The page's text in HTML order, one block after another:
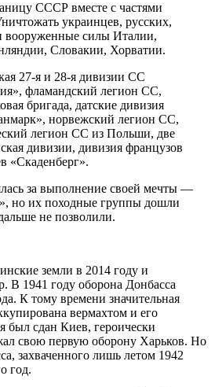
СССР вместе с частями
украинцев, русских,
вооруженные силы Италии,
Словакии, Хорватии.
27-я и 28-я дивизии СС
фламандский легион СС,
бригада, датские дивизия
норвежский легион СС,
легион СС из Польши, две
дивизии, дивизия французов
«Скаденберг».
за выполнение своей мечты —
но их походные группы дошли
не позволили.
земли в 2014 году и
В 1941 году оборона Донбасса
К тому времени значительная
вермахтом и его
был сдан Киев, героически
свою первую оборону Харьков. Но
захваченного лишь летом 1942
год.